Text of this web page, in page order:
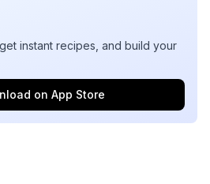
instant recipes, and build your
on App Store